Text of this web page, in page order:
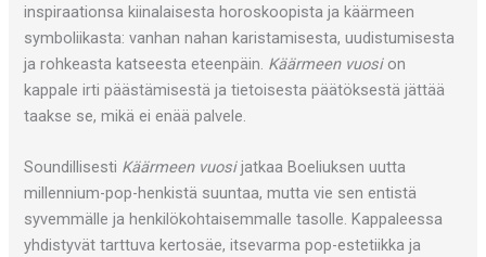
inspiraationsa kiinalaisesta horoskoopista ja käärmeen
symboliikasta: vanhan nahan karistamisesta, uudistumisesta
ja rohkeasta katseesta eteenpäin. Käärmeen vuosion
kappale irti päästämisestä ja tietoisesta päätöksestä jättää
taakse se, mikä ei enää palvele.
Soundillisesti Käärmeen vuosijatkaa Boeliuksen uutta
millennium-pop-henkistä suuntaa, mutta vie sen entistä
syvemmälle ja henkilökohtaisemmalle tasolle. Kappaleessa
yhdistyvät tarttuva kertosäe, itsevarma pop-estetiikka ja